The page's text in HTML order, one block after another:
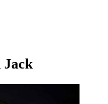
Jack